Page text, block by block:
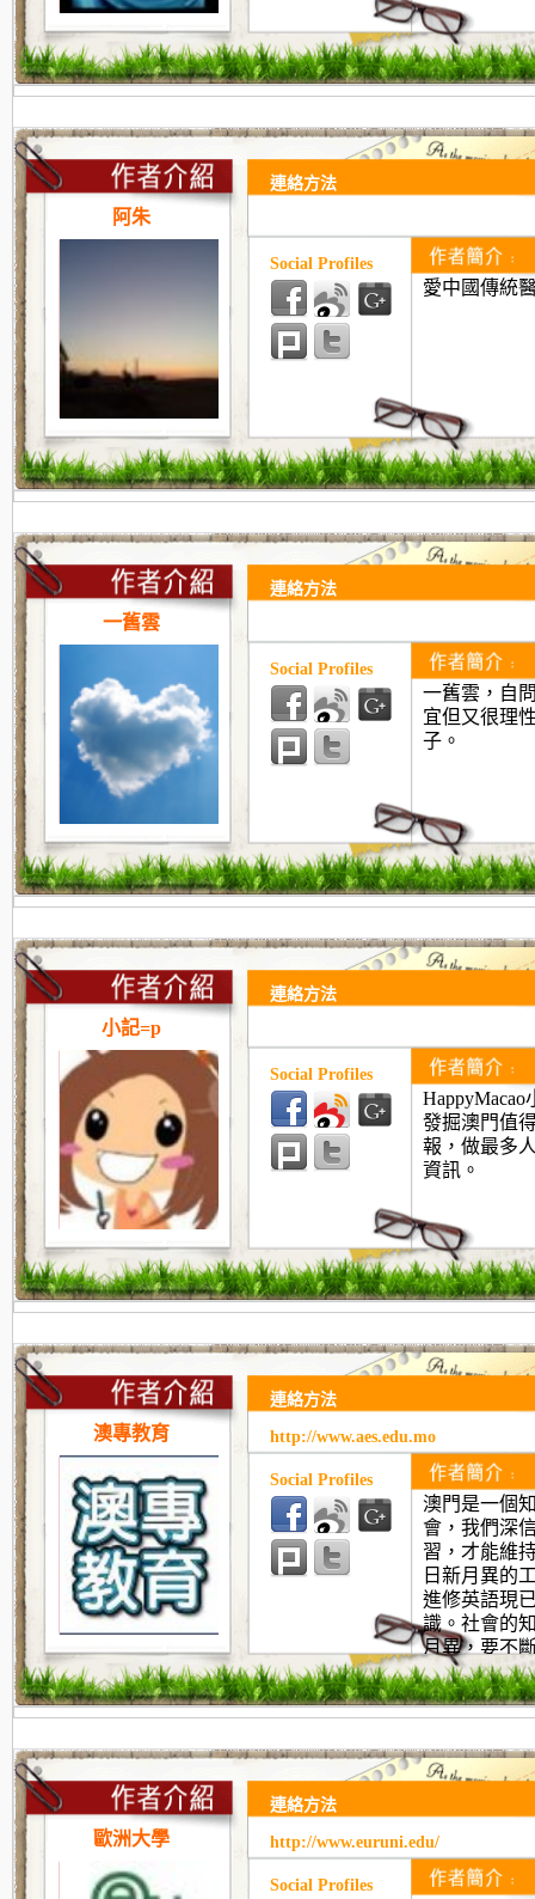
阿朱
愛中國傳統
連絡方法
Social Profiles
一舊雲
一舊雲，自
宜但又很理
子。
連絡方法
Social Profiles
小記=p
發掘澳門值
報，做最多
資訊。
連絡方法
Social Profiles
澳專教育
澳門是一個
會，我們深
習，才能維
日新月異的
進修英語現
識。社會的
月異，要不
連絡方法
http://www.aes.edu.mo
Social Profiles
歐洲大學
連絡方法
http://www.euruni.edu/
Social Profiles